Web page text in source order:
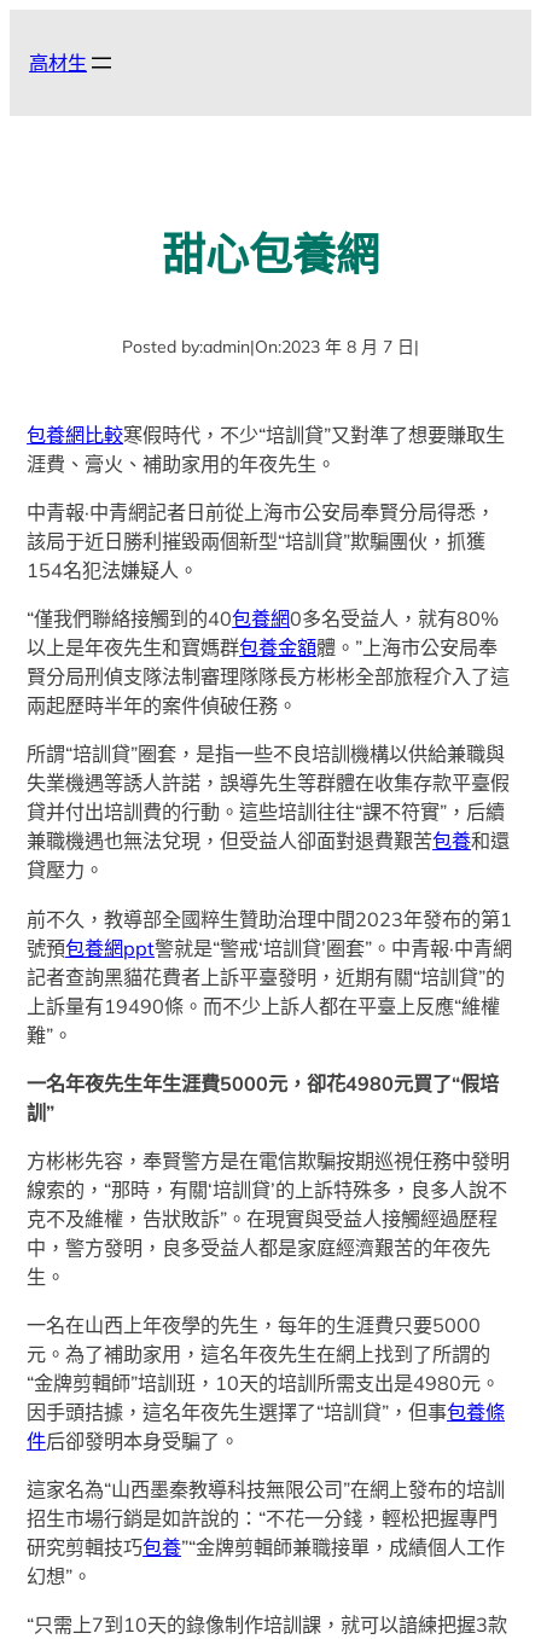
高材生
甜心包養網
Posted by:admin|On:2023 年 8 月 7 日|
包養網比較寒假時代，不少“培訓貸”又對準了想要賺取生
涯費、膏火、補助家用的年夜先生。
中青報·中青網記者日前從上海市公安局奉賢分局得悉，
該局于近日勝利摧毀兩個新型“培訓貸”欺騙團伙，抓獲
154名犯法嫌疑人。
“僅我們聯絡接觸到的40包養網0多名受益人，就有80%
以上是年夜先生和寶媽群包養金額體。”上海市公安局奉
賢分局刑偵支隊法制審理隊隊長方彬彬全部旅程介入了這
兩起歷時半年的案件偵破任務。
所謂“培訓貸”圈套，是指一些不良培訓機構以供給兼職與
失業機遇等誘人許諾，誤導先生等群體在收集存款平臺假
貸并付出培訓費的行動。這些培訓往往“課不符實”，后續
兼職機遇也無法兌現，但受益人卻面對退費艱苦包養和還
貸壓力。
前不久，教導部全國粹生贊助治理中間2023年發布的第1
號預包養網ppt警就是“警戒‘培訓貸’圈套”。中青報·中青網
記者查詢黑貓花費者上訴平臺發明，近期有關“培訓貸”的
上訴量有19490條。而不少上訴人都在平臺上反應“維權
難”。
一名年夜先生年生涯費5000元，卻花4980元買了“假培
訓”
方彬彬先容，奉賢警方是在電信欺騙按期巡視任務中發明
線索的，“那時，有關‘培訓貸’的上訴特殊多，良多人說不
克不及維權，告狀敗訴”。在現實與受益人接觸經過歷程
中，警方發明，良多受益人都是家庭經濟艱苦的年夜先
生。
一名在山西上年夜學的先生，每年的生涯費只要5000
元。為了補助家用，這名年夜先生在網上找到了所謂的
“金牌剪輯師”培訓班，10天的培訓所需支出是4980元。
因手頭拮據，這名年夜先生選擇了“培訓貸”，但事包養條
件后卻發明本身受騙了。
這家名為“山西墨秦教導科技無限公司”在網上發布的培訓
招生市場行銷是如許說的：“不花一分錢，輕松把握專門
研究剪輯技巧包養”“金牌剪輯師兼職接單，成績個人工作
幻想”。
“只需上7到10天的錄像制作培訓課，就可以諳練把握3款